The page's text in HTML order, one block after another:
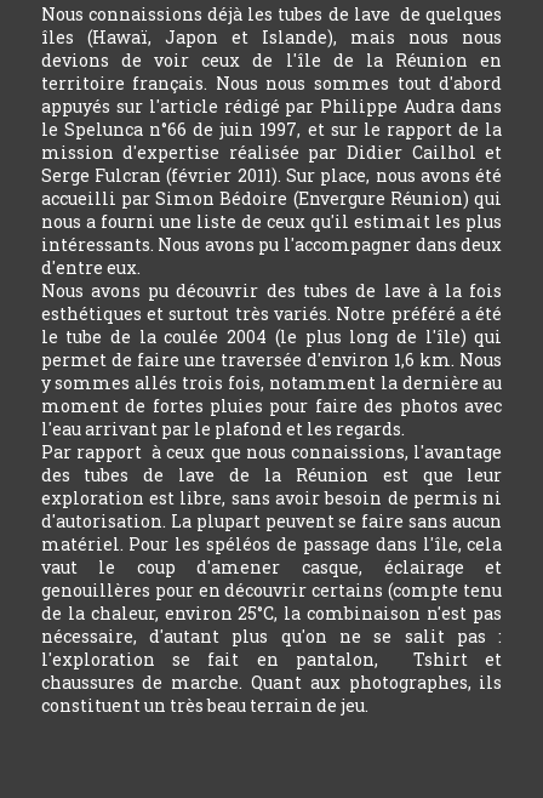
Nous connaissions déjà les tubes de lave de quelques
îles (Hawaï, Japon et Islande), mais nous nous
devions de voir ceux de l'île de la Réunion en
territoire français. Nous nous sommes tout d'abord
appuyés sur l'article rédigé par Philippe Audra dans
le Spelunca n°66 de juin 1997, et sur le rapport de la
mission d'expertise réalisée par Didier Cailhol et
Serge Fulcran (février 2011). Sur place, nous avons été
accueilli par Simon Bédoire (Envergure Réunion) qui
nous a fourni une liste de ceux qu'il estimait les plus
intéressants. Nous avons pu l'accompagner dans deux
d'entre eux.
Nous avons pu découvrir des tubes de lave à la fois
esthétiques et surtout très variés. Notre préféré a été
le tube de la coulée 2004 (le plus long de l'île) qui
permet de faire une traversée d'environ 1,6 km. Nous
y sommes allés trois fois, notamment la dernière au
moment de fortes pluies pour faire des photos avec
l'eau arrivant par le plafond et les regards.
Par rapport à ceux que nous connaissions, l'avantage
des tubes de lave de la Réunion est que leur
exploration est libre, sans avoir besoin de permis ni
d'autorisation. La plupart peuvent se faire sans aucun
matériel. Pour les spéléos de passage dans l'île, cela
vaut le coup d'amener casque, éclairage et
genouillères pour en découvrir certains (compte tenu
de la chaleur, environ 25°C, la combinaison n'est pas
nécessaire, d'autant plus qu'on ne se salit pas :
l'exploration se fait en pantalon, Tshirt et
chaussures de marche. Quant aux photographes, ils
constituent un très beau terrain de jeu.